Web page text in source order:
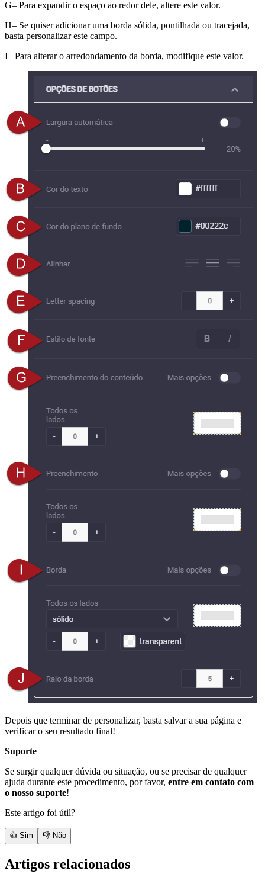
G– Para expandir o espaço ao redor dele, altere este valor.
H– Se quiser adicionar uma borda sólida, pontilhada ou tracejada,
basta personalizar este campo.
I– Para alterar o arredondamento da borda, modifique este valor.
Depois que terminar de personalizar, basta salvar a sua página e
verificar o seu resultado final!
Suporte
Se surgir qualquer dúvida ou situação, ou se precisar de qualquer
ajuda durante este procedimento, por favor, entre em contato com
o nosso suporte!
Este artigo foi útil?
👍 Sim 👎 Não
Artigos relacionados